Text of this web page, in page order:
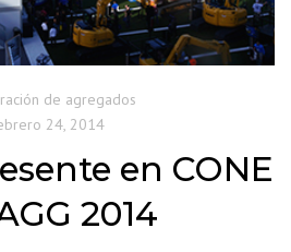
de agregados
24, 2014
en CONE
2014